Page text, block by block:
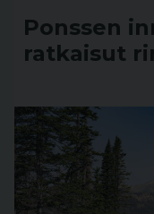
Ponssen
ratkaisut